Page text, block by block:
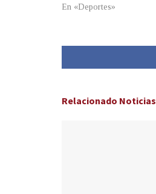
En «Deportes»
Relacionado Noticias